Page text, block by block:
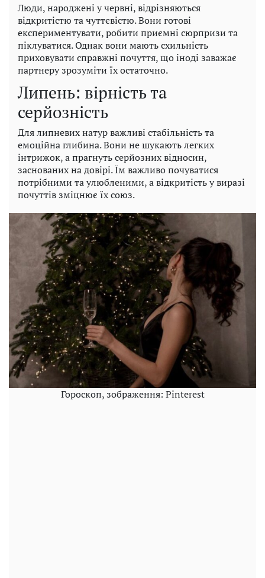
Люди, народжені у червні, відрізняються
відкритістю та чуттєвістю. Вони готові
експериментувати, робити приємні сюрпризи та
піклуватися. Однак вони мають схильність
приховувати справжні почуття, що іноді заважає
партнеру зрозуміти їх остаточно.
Липень: вірність та
серйозність
Для липневих натур важливі стабільність та
емоційна глибина. Вони не шукають легких
інтрижок, а прагнуть серйозних відносин,
заснованих на довірі. Їм важливо почуватися
потрібними та улюбленими, а відкритість у виразі
почуттів зміцнює їх союз.
Гороскоп, зображення: Pinterest